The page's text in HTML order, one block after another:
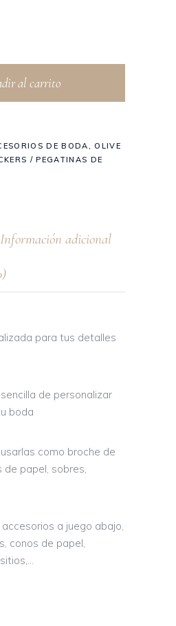
al carrito
DE BODA,OLIVE
/ PEGATINAS DE
Información adicional
para tus detalles
de personalizar
boda
como broche de
de papel, sobres,
a juego abajo,
conos de papel,